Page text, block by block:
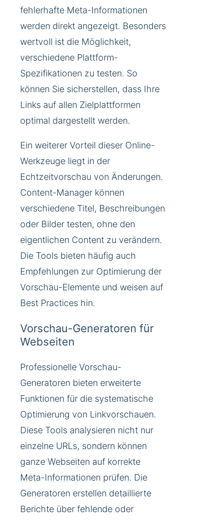
fehlerhafte Meta-Informationen
werden direkt angezeigt. Besonders
wertvoll ist die Möglichkeit,
verschiedene Plattform-
Spezifikationen zu testen. So
können Sie sicherstellen, dass Ihre
Links auf allen Zielplattformen
optimal dargestellt werden.
Ein weiterer Vorteil dieser Online-
Werkzeuge liegt in der
Echtzeitvorschau von Änderungen.
Content-Manager können
verschiedene Titel, Beschreibungen
oder Bilder testen, ohne den
eigentlichen Content zu verändern.
Die Tools bieten häufig auch
Empfehlungen zur Optimierung der
Vorschau-Elemente und weisen auf
Best Practices hin.
Vorschau-Generatoren für
Webseiten
Professionelle Vorschau-
Generatoren bieten erweiterte
Funktionen für die systematische
Optimierung von Linkvorschauen.
Diese Tools analysieren nicht nur
einzelne URLs, sondern können
ganze Webseiten auf korrekte
Meta-Informationen prüfen. Die
Generatoren erstellen detaillierte
Berichte über fehlende oder